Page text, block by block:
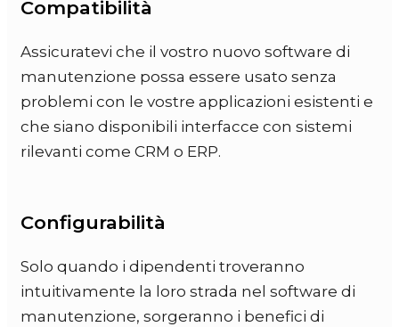
Compatibilità
Assicuratevi che il vostro nuovo software di
manutenzione possa essere usato senza
problemi con le vostre applicazioni esistenti e
che siano disponibili interfacce con sistemi
rilevanti come CRM o ERP.
Configurabilità
Solo quando i dipendenti troveranno
intuitivamente la loro strada nel software di
manutenzione, sorgeranno i benefici di